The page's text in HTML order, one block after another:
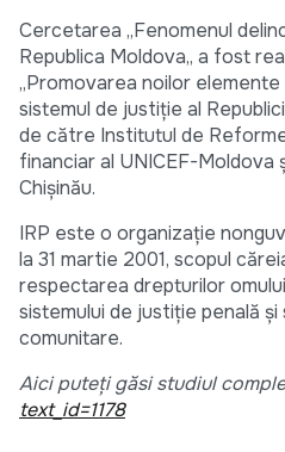
Cercetarea ,,Fenomenul
Republica Moldova,, a fost
„Promovarea noilor
sistemul de justiţie al
de către Institutul de
financiar al UNICEF-Moldova
Chişinău.
IRP este o organizație
la 31 martie 2001, scopul
respectarea drepturilor
sistemului de justiţie penală
comunitare.
Aici puteți găsi studiul
text_id=1178